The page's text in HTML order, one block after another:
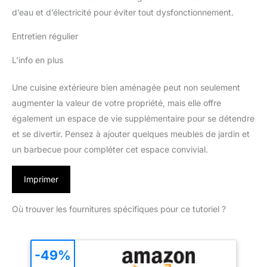
d’eau et d’électricité pour éviter tout dysfonctionnement.
Entretien régulier
L’info en plus
Une cuisine extérieure bien aménagée peut non seulement
augmenter la valeur de votre propriété, mais elle offre
également un espace de vie supplémentaire pour se détendre
et se divertir. Pensez à ajouter quelques meubles de jardin et
un barbecue pour compléter cet espace convivial.
Imprimer
Où trouver les fournitures spécifiques pour ce tutoriel ?
-49%